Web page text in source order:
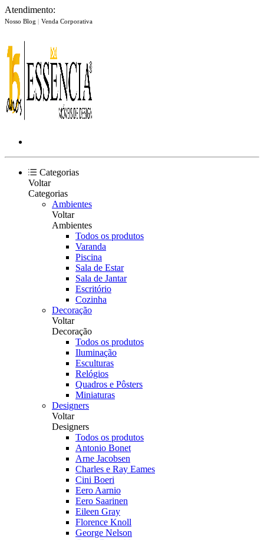
Atendimento:
Nosso Blog | Venda Corporativa
Categorias
Voltar
Categorias
Ambientes
Voltar
Ambientes
Todos os produtos
Varanda
Piscina
Sala de Estar
Sala de Jantar
Escritório
Cozinha
Decoração
Voltar
Decoração
Todos os produtos
Iluminação
Esculturas
Relógios
Quadros e Pôsters
Miniaturas
Designers
Voltar
Designers
Todos os produtos
Antonio Bonet
Arne Jacobsen
Charles e Ray Eames
Cini Boeri
Eero Aarnio
Eero Saarinen
Eileen Gray
Florence Knoll
George Nelson